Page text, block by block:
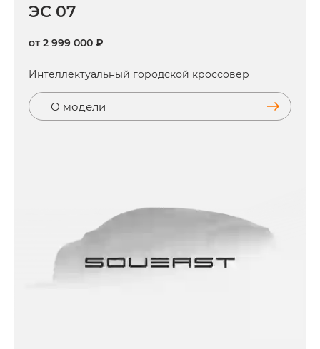
ЭC 07
от 2 999 000 ₽
Интеллектуальный городской кроссовер
О модели